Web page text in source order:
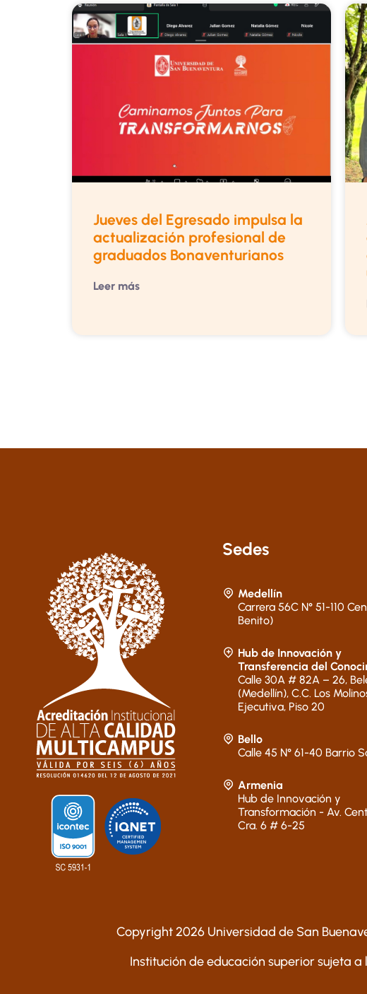
Jueves del Egresado impulsa la
actualización profesional de
graduados Bonaventurianos
Leer más
Sedes
Medellín
Carrera 56C N° 51-110
Benito)
Hub de Innovación y
Transferencia del
Calle 30A # 82A – 26,
(Medellín), C.C. Los
Ejecutiva, Piso 20
Bello
Calle 45 N° 61-40 Barrio
Armenia
Hub de Innovación y
Transformación - Av.
Cra. 6 # 6-25
Copyright 2026 Universidad de San
Institución de educación superior sujeta